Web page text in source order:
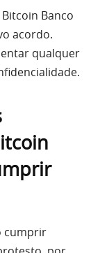
Banco
acordo.
qualquer
cumprir